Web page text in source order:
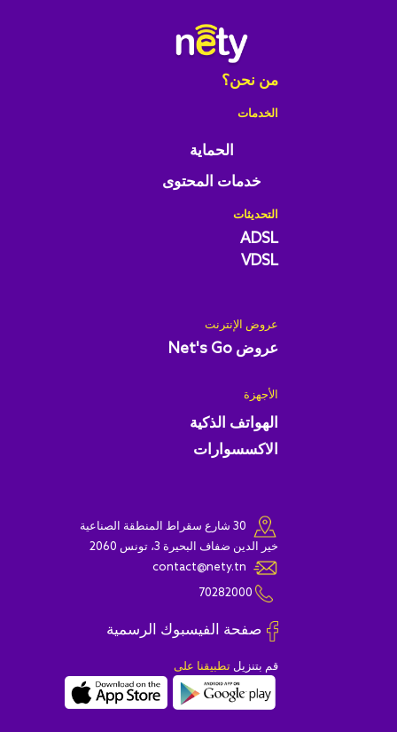
من نحن؟
الخدمات
الحماية
خدمات المحتوى
التحديثات
ADSL
VDSL
عروض الإنترنت
عروض Net's Go
الأجهزة
الهواتف الذكية
الاكسسوارات
خير الدين ضفاف البحيرة 3، تونس 2060
صفحة الفيسبوك الرسمية
قم بتنزيل تطبيقنا على